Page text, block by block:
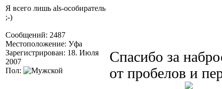
Я всего лишь als-особиратель
;-)
Сообщений: 2487
Местоположение: Уфа
Зарегистрирован: 18. Июля
2007
Пол:
Спасибо за
от пробелов и